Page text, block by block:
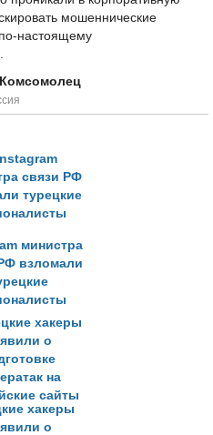
мошеннические
настоящему
министра
взломали
хакеры
о